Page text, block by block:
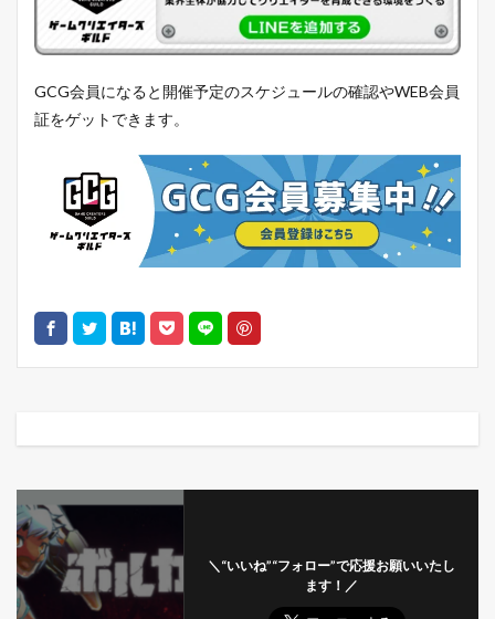
GCG会員になると開催予定のスケジュールの確認やWEB会員
証をゲットできます。
＼“いいね”“フォロー”で応援お願いいたし
ます！／